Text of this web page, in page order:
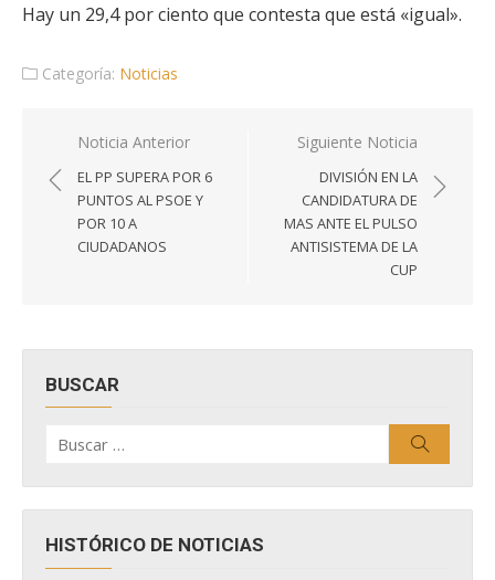
Hay un 29,4 por ciento que contesta que está «igual».
Categoría: Noticias
Navegación
de
entradas
Noticia Anterior
EL PP SUPERA POR 6
PUNTOS AL PSOE Y
POR 10 A
CIUDADANOS
Siguiente Noticia
DIVISIÓN EN LA
CANDIDATURA DE
MAS ANTE EL PULSO
ANTISISTEMA DE LA
CUP
BUSCAR
por:
HISTÓRICO DE NOTICIAS